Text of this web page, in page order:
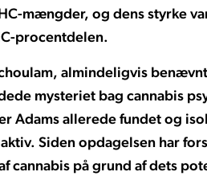
mængder, og dens styrke
procentdelen.
almindeligvis
mysteriet bag cannabis
Adams allerede fundet og
Siden opdagelsen har
cannabis på grund af dets